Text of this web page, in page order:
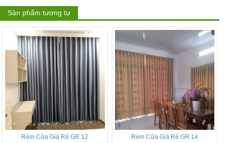
Sản phẩm tương tự
Rèm Cửa Giá Rẻ GR 12 Rèm Cửa Giá Rẻ GR 14